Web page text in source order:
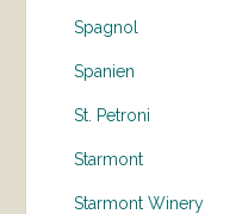
Spagnol
Spanien
St. Petroni
Starmont
Starmont Winery